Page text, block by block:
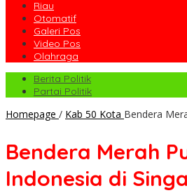
Riau
Otomatif
Galeri Pos
Video Pos
Olahraga
Berita Politik
Partai Politik
Homepage / Kab 50 Kota Bendera
Bendera Merah
Indonesia di